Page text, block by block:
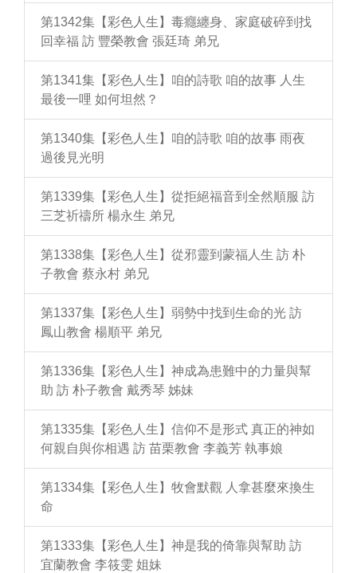
第1342集【彩色人生】毒癮纏身、家庭破碎到找
回幸福 訪 豐榮教會 張廷琦 弟兄
第1341集【彩色人生】咱的詩歌 咱的故事 人生
最後一哩 如何坦然？
第1340集【彩色人生】咱的詩歌 咱的故事 雨夜
過後見光明
第1339集【彩色人生】從拒絕福音到全然順服 訪
三芝祈禱所 楊永生 弟兄
第1338集【彩色人生】從邪靈到蒙福人生 訪 朴
子教會 蔡永村 弟兄
第1337集【彩色人生】弱勢中找到生命的光 訪
鳳山教會 楊順平 弟兄
第1336集【彩色人生】神成為患難中的力量與幫
助 訪 朴子教會 戴秀琴 姊妹
第1335集【彩色人生】信仰不是形式 真正的神如
何親自與你相遇 訪 苗栗教會 李義芳 執事娘
第1334集【彩色人生】牧會默觀 人拿甚麼來換生
命
第1333集【彩色人生】神是我的倚靠與幫助 訪
宜蘭教會 李筱雯 姐妹